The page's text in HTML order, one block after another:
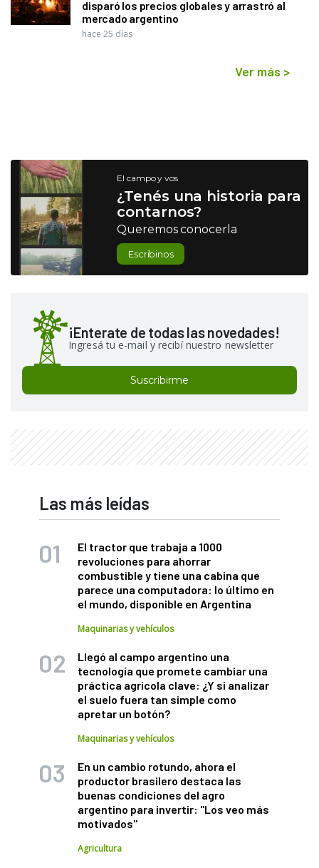
disparó los precios globales y arrastró al
mercado argentino
hace 25 días
Ver más >
El campo y vos
¿Tenés una historia para
contarnos?
Queremos conocerla
Escribinos
¡Enterate de todas las novedades!
Ingresá tu e-mail y recibí nuestro newsletter
Suscribirme
Las más leídas
El tractor que trabaja a 1000
revoluciones para ahorrar
combustible y tiene una cabina que
parece una computadora: lo último en
el mundo, disponible en Argentina
Maquinarias y vehículos
Llegó al campo argentino una
tecnología que promete cambiar una
práctica agrícola clave: ¿Y si analizar
el suelo fuera tan simple como
apretar un botón?
Maquinarias y vehículos
En un cambio rotundo, ahora el
productor brasilero destaca las
buenas condiciones del agro
argentino para invertir: "Los veo más
motivados"
Agricultura